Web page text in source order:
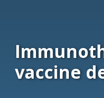
vaccine